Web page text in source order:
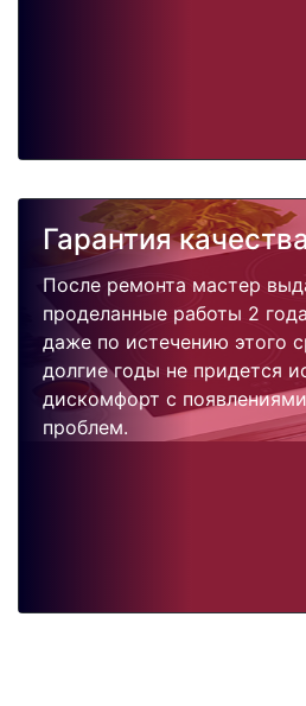
Гарантия
После ремонта мастер
проделанные работы 2
даже по истечению этого
долгие годы не придется
дискомфорт с
проблем.